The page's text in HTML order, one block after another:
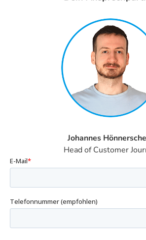
Johannes
Head of Customer